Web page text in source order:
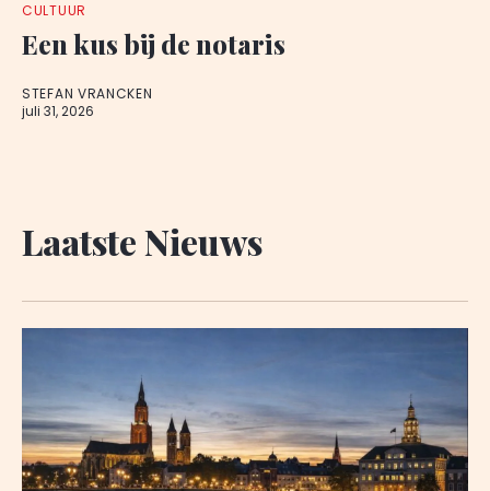
CULTUUR
Een kus bij de notaris
STEFAN VRANCKEN
juli 31, 2026
Laatste Nieuws